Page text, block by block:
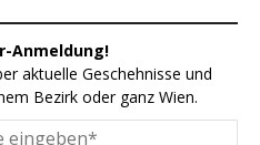
Anmeldung!
aktuelle Geschehnisse und
Bezirk oder ganz Wien.